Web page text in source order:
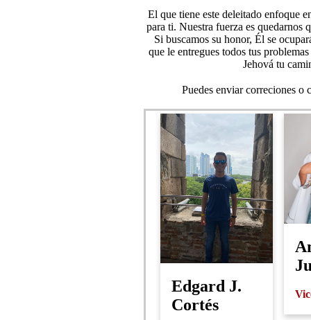
El que tiene este deleitado enfoque
para ti. Nuestra fuerza es quedarnos
Si buscamos su honor, Él se
que le entregues todos tus
Jehová tu
Puedes enviar correciones o
Edgard J.
Cortés